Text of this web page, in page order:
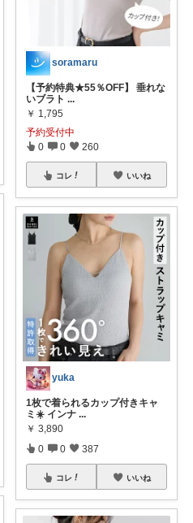
soramaru
【予約特典★55％OFF】 垂れな
いブラト ...
￥ 1,795
予約受付中
0 0 260
コレ いいね
yuka
1枚で着られるカップ付きキャ
ミ☀️ インナ ...
￥ 3,890
0 0 387
コレ いいね